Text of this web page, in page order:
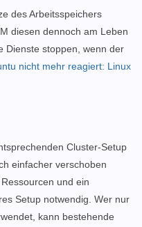
des Arbeitsspeichers
diesen dennoch am Leben
Dienste stoppen, wenn der
nicht mehr reagiert: Linux
Cluster-Setup
einfacher verschoben
und ein
Setup notwendig. Wer nur
kann bestehende